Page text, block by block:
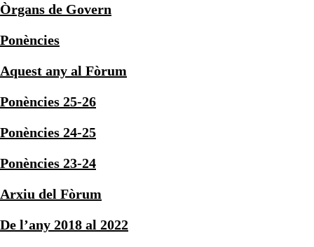
Òrgans de Govern
Ponències
Aquest any al Fòrum
Ponències 25-26
Ponències 24-25
Ponències 23-24
Arxiu del Fòrum
De l’any 2018 al 2022